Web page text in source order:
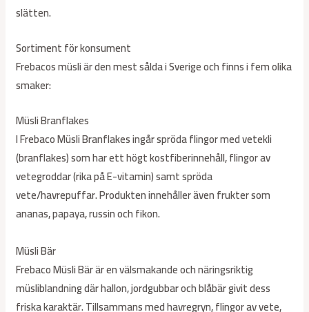
slätten.
Sortiment för konsument
Frebacos müsli är den mest sålda i Sverige och finns i fem olika
smaker:
Müsli Branflakes
I Frebaco Müsli Branflakes ingår spröda flingor med vetekli
(branflakes) som har ett högt kostfiberinnehåll, flingor av
vetegroddar (rika på E-vitamin) samt spröda
vete/havrepuffar. Produkten innehåller även frukter som
ananas, papaya, russin och fikon.
Müsli Bär
Frebaco Müsli Bär är en välsmakande och näringsriktig
müsliblandning där hallon, jordgubbar och blåbär givit dess
friska karaktär. Tillsammans med havregryn, flingor av vete,